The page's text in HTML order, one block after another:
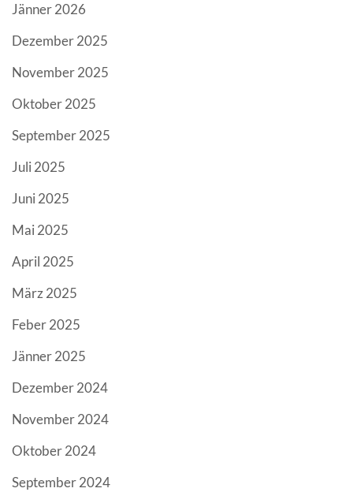
Jänner 2026
Dezember 2025
November 2025
Oktober 2025
September 2025
Juli 2025
Juni 2025
Mai 2025
April 2025
März 2025
Feber 2025
Jänner 2025
Dezember 2024
November 2024
Oktober 2024
September 2024